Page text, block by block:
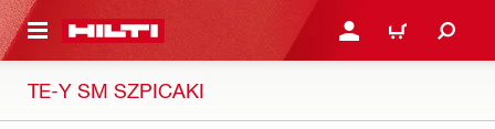
GŁÓWNEJ ZALOGUJ SIĘ LUB
KOSZYK
TE-Y SM SZPICAKI